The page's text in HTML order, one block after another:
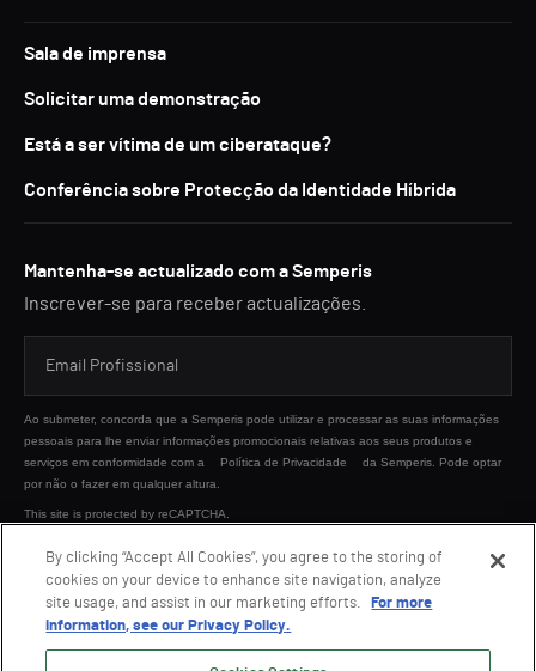
Sala de imprensa
Solicitar uma demonstração
Está a ser vítima de um ciberataque?
Conferência sobre Protecção da Identidade Híbrida
Mantenha-se actualizado com a Semperis
Inscrever-se para receber actualizações.
Ao submeter, concorda que a Semperis pode utilizar e processar as suas informações
pessoais para lhe enviar informações promocionais relativas aos seus produtos e
serviços em conformidade com a
Política de Privacidade
da Semperis. Pode optar
por não o fazer em qualquer altura.
This site is protected by reCAPTCHA.
ENVIAR
By clicking “Accept All Cookies”, you agree to the storing of
cookies on your device to enhance site navigation, analyze
site usage, and assist in our marketing efforts.
For more
information, see our Privacy Policy.